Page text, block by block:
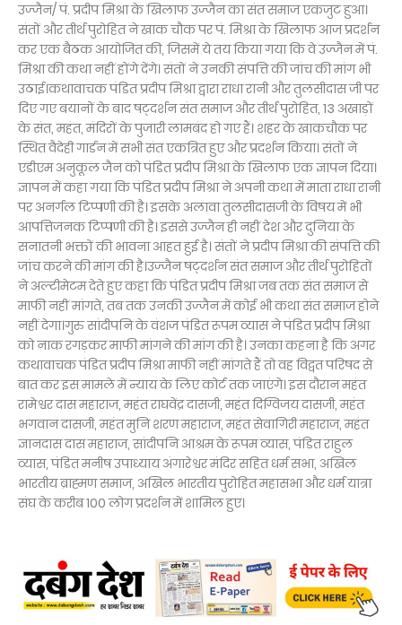
उज्जैन/ पं. प्रदीप मिश्रा के खिलाफ उज्जैन का संत समाज एकजुट हुआ।
संतों और तीर्थ पुरोहित ने खाक चौक पर पं. मिश्रा के खिलाफ आज प्रदर्शन
कर एक बैठक आयोजित की, जिसमें ये तय किया गया कि वे उज्जैन में पं.
मिश्रा की कथा नहीं होंगे देंगे। संतों ने उनकी संपत्ति की जांच की मांग भी
उठाई।कथावाचक पंडित प्रदीप मिश्रा द्वारा राधा रानी और तुलसीदास जी पर
दिए गए बयानों के बाद षट्दर्शन संत समाज और तीर्थ पुरोहित, 13 अखाड़ों
के संत, महंत, मंदिरों के पुजारी लामबंद हो गए हैं। शहर के खाकचौक पर
स्थित वैदेही गार्डन में सभी संत एकत्रित हुए और प्रदर्शन किया। संतों ने
एडीएम अनुकूल जैन को पंडित प्रदीप मिश्रा के खिलाफ एक ज्ञापन दिया।
ज्ञापन में कहा गया कि पंडित प्रदीप मिश्रा ने अपनी कथा में माता राधा रानी
पर अनर्गल टिप्पणी की है। इसके अलावा तुलसीदासजी के विषय में भी
आपत्तिजनक टिप्पणी की है। इससे उज्जैन ही नहीं देश और दुनिया के
सनातनी भक्तों की भावना आहत हुई है। संतों ने प्रदीप मिश्रा की संपत्ति की
जांच करने की मांग की है।उज्जैन षट्दर्शन संत समाज और तीर्थ पुरोहितों
ने अल्टीमेटम देते हुए कहा कि पंडित प्रदीप मिश्रा जब तक संत समाज से
माफी नहीं मांगते, तब तक उनकी उज्जैन में कोई भी कथा संत समाज होने
नहीं देगा।गुरु सांदीपनि के वंशज पंडित रूपम व्यास ने पंडित प्रदीप मिश्रा
को नाक रगड़कर माफी मांगने की मांग की है। उनका कहना है कि अगर
कथावाचक पंडित प्रदीप मिश्रा माफी नहीं मांगते हैं तो वह विद्वत परिषद से
बात कर इस मामले में न्याय के लिए कोर्ट तक जाएंगे। इस दौरान महंत
रामेश्वर दास महाराज, महंत राघवेंद्र दासजी, महंत दिग्विजय दासजी, महंत
भगवान दासजी, महंत मुनि शरण महाराज, महंत सेवागिरी महाराज, महंत
ज्ञानदास दास महाराज, सांदीपनि आश्रम के रूपम व्यास, पंडित राहुल
व्यास, पंडित मनीष उपाध्याय अंगारेश्वर मंदिर सहित धर्म सभा, अखिल
भारतीय ब्राह्मण समाज, अखिल भारतीय पुरोहित महासभा और धर्म यात्रा
संघ के करीब 100 लोग प्रदर्शन में शामिल हुए।